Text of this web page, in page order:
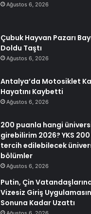
Ağustos 6, 2026
Çubuk Hayvan Pazarı
Doldu Taştı
Ağustos 6, 2026
Antalya’da Motosiklet
Hayatını Kaybetti
Ağustos 6, 2026
200 puanla hangi
girebilirim 2026? YKS
tercih edilebilecek
bölümler
Ağustos 6, 2026
Putin, Çin
Vizesiz Giriş
Sonuna Kadar Uzattı